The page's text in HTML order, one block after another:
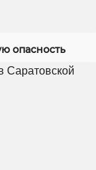
опасность